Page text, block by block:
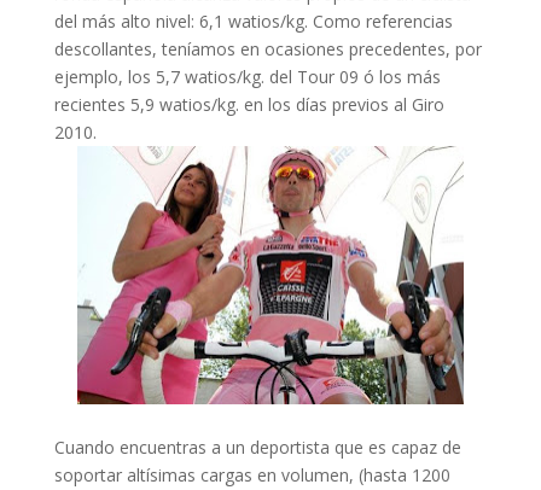
del más alto nivel: 6,1 watios/kg. Como referencias
descollantes, teníamos en ocasiones precedentes, por
ejemplo, los 5,7 watios/kg. del Tour 09 ó los más
recientes 5,9 watios/kg. en los días previos al Giro
2010.
Cuando encuentras a un deportista que es capaz de
soportar altísimas cargas en volumen, (hasta 1200